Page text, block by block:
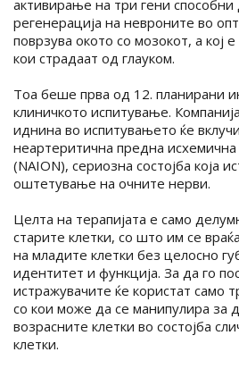
активирање на три гени способни
регенерација на невроните во
поврзува окото со мозокот, а кој
кои страдаат од глауком.
Тоа беше прва од 12. планирани
клиничкото испитување.
иднина во испитувањето ќе
неартеритична предна исхемична
(NAION), сериозна состојба која
оштетување на очните нерви.
Целта на терапијата е само
старите клетки, со што им се
на младите клетки без целосно
идентитет и функција. За да го
истражувачите ќе користат само
со кои може да се манипулира за
возрасните клетки во состојба
клетки.